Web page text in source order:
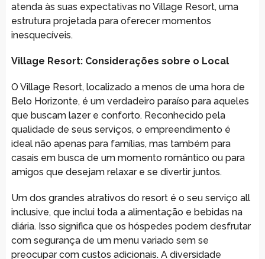
atenda às suas expectativas no Village Resort, uma
estrutura projetada para oferecer momentos
inesquecíveis.
Village Resort: Considerações sobre o Local
O Village Resort, localizado a menos de uma hora de
Belo Horizonte, é um verdadeiro paraíso para aqueles
que buscam lazer e conforto. Reconhecido pela
qualidade de seus serviços, o empreendimento é
ideal não apenas para famílias, mas também para
casais em busca de um momento romântico ou para
amigos que desejam relaxar e se divertir juntos.
Um dos grandes atrativos do resort é o seu serviço all
inclusive, que inclui toda a alimentação e bebidas na
diária. Isso significa que os hóspedes podem desfrutar
com segurança de um menu variado sem se
preocupar com custos adicionais. A diversidade